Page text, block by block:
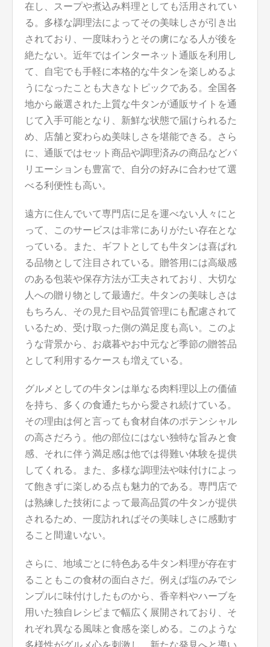
在し、スープや煮込み料理としても活用されてい
る。多様な調理法によってその美味しさが引き出
されており、一度味わうとその虜になる人が後を
絶たない。近年ではインターネット通販を利用し
て、自宅でも手軽に本格的な牛タンを楽しめるよ
うになったことも大きなトピックである。全国各
地から厳選された上質な牛タンが通販サイトを通
じて入手可能となり、新鮮な状態で届けられるた
め、店舗と変わらぬ美味しさを堪能できる。さら
に、通販ではセット商品や調理済みの商品などバ
リエーションも豊富で、自分の好みに合わせて選
べる利便性も高い。
遠方に住んでいて専門店に足を運べない人々にと
って、このサービスは非常にありがたい存在とな
っている。また、ギフトとしても牛タンは喜ばれ
る品物として注目されている。贈答用には高級感
のある包装や保存方法が工夫されており、大切な
人への贈り物として最適だ。牛タンの美味しさは
もちろん、その見た目や品質管理にも配慮されて
いるため、受け取った側の満足度も高い。このよ
うな背景から、お歳暮やお中元など季節の贈答品
として利用するケースも増えている。
グルメとしての牛タンは単なる肉料理以上の価値
を持ち、多くの食通たちから愛され続けている。
その理由は何と言っても食材自体のポテンシャル
の高さだろう。他の部位にはない独特な旨みと食
感、それに伴う満足感は他では得難い体験を提供
してくれる。また、多様な調理法や味付けによっ
て飽きずに楽しめる点も魅力的である。専門店で
は熟練した技術によって最高品質の牛タンが提供
されるため、一度訪れればその美味しさに感動す
ること間違いない。
さらに、地域ごとに特色ある牛タン料理が存在す
ることもこの食材の面白さだ。例えば塩のみでシ
ンプルに味付けしたものから、香辛料やハーブを
用いた独自レシピまで幅広く展開されており、そ
れぞれ異なる風味と食感を楽しめる。このような
多様性がグルメ心を刺激し、新たな発見へと導い